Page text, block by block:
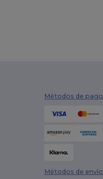
Métodos de pago
Métodos de envío